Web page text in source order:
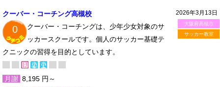
2026年3月13日
大阪府高槻市
サッカー教室
クーバー・コーチング高槻校
0
クーバー・コーチングは、少年少女対象のサ
ッカースクールです。個人のサッカー基礎テ
クニックの習得を目的としています。
月謝 8,195 円～